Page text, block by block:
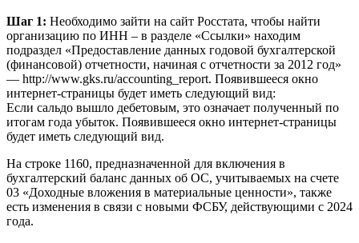
Шаг 1: Необходимо зайти на сайт Росстата, чтобы найти
организацию по ИНН – в разделе «Ссылки» находим
подраздел «Предоставление данных годовой бухгалтерской
(финансовой) отчетности, начиная с отчетности за 2012 год»
— http://www.gks.ru/accounting_report. Появившееся окно
интернет-страницы будет иметь следующий вид:
Если сальдо вышло дебетовым, это означает полученный по
итогам года убыток. Появившееся окно интернет-страницы
будет иметь следующий вид.
На строке 1160, предназначенной для включения в
бухгалтерский баланс данных об ОС, учитываемых на счете
03 «Доходные вложения в материальные ценности», также
есть изменения в связи с новыми ФСБУ, действующими с 2024
года.